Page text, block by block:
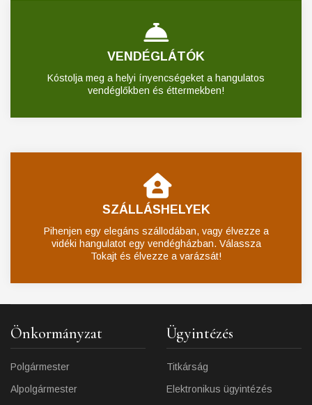
VENDÉGLÁTÓK
Kóstolja meg a helyi ínyencségeket a hangulatos
vendéglőkben és éttermekben!
SZÁLLÁSHELYEK
Pihenjen egy elegáns szállodában, vagy élvezze a
vidéki hangulatot egy vendégházban. Válassza
Tokajt és élvezze a varázsát!
Önkormányzat
Polgármester
Alpolgármester
Ügyintézés
Titkárság
Elektronikus ügyintézés